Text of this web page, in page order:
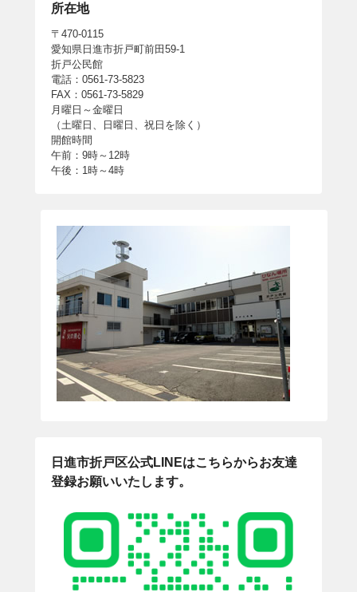
所在地
〒470-0115
愛知県日進市折戸町前田59-1
折戸公民館
電話：0561-73-5823
FAX：0561-73-5829
月曜日～金曜日
（土曜日、日曜日、祝日を除く）
開館時間
午前：9時～12時
午後：1時～4時
日進市折戸区公式LINEはこちらからお友達
登録お願いいたします。